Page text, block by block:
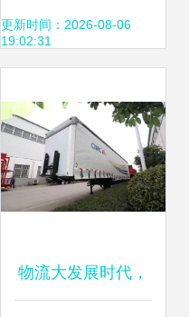
年全境派送与普通
新篇章
更新时间：2026-08-06
19:02:31
物流大发展时代，